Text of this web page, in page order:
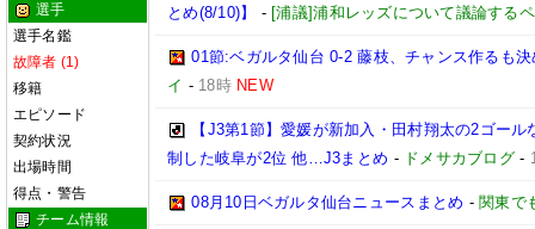
選手
選手名鑑
故障者 (1)
移籍
エピソード
契約状況
出場時間
得点・警告
チーム情報
とめ(8/10)】
- [浦議]浦和レッズについて議論する
01節:ベガルタ仙台 0-2 藤枝、チャンス作るも
イ - 18時 NEW
【J3第1節】愛媛が新加入・田村翔太の2ゴー
制した岐阜が2位 他…J3まとめ - ドメサカブログ-
08月10日ベガルタ仙台ニュースまとめ - 関東で